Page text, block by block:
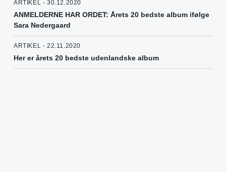
ARTIKEL - 30.12.2020
ANMELDERNE HAR ORDET: Årets 20 bedste album ifølge
Sara Nedergaard
ARTIKEL - 22.11.2020
Her er årets 20 bedste udenlandske album